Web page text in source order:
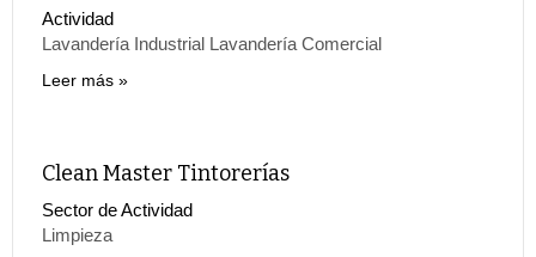
Actividad
Lavandería Industrial Lavandería Comercial
Leer más
Clean Master Tintorerías
Sector de Actividad
Limpieza